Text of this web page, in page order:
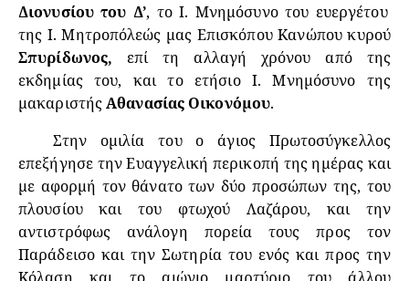
Διονυσίου του Δ’, το Ι. Μνημόσυνο του ευεργέτου
της Ι. Μητροπόλεώς μας Επισκόπου Κανώπου κυρού
Σπυρίδωνος, επί τη αλλαγή χρόνου από της
εκδημίας του, και το ετήσιο Ι. Μνημόσυνο της
μακαριστήςΑθανασίας Οικονόμου.
Στην ομιλία του ο άγιος Πρωτοσύγκελλος
επεξήγησε την Ευαγγελική περικοπή της ημέρας και
με αφορμή τον θάνατο των δύο προσώπων της, του
πλουσίου και του φτωχού Λαζάρου, και την
αντιστρόφως ανάλογη πορεία τους προς τον
Παράδεισο και την Σωτηρία του ενός και προς την
Κόλαση και το αιώνιο μαρτύριο του άλλου